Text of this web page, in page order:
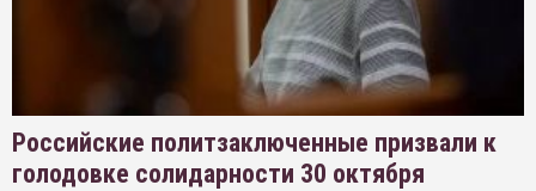
Российские политзаключенные призвали к
голодовке солидарности 30 октября